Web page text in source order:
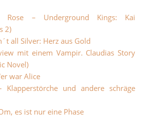
Rose – Underground Kings: Kai
2)
all Silver: Herz aus Gold
mit einem Vampir. Claudias Story
Novel)
war Alice
Klapperstörche und andere schräge
es ist nur eine Phase